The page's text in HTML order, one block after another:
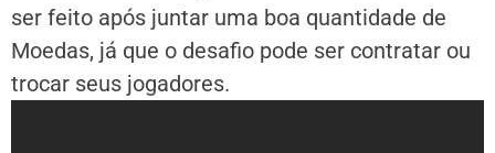
ser feito após juntar uma boa quantidade de
Moedas, já que o desafio pode ser contratar ou
trocar seus jogadores.